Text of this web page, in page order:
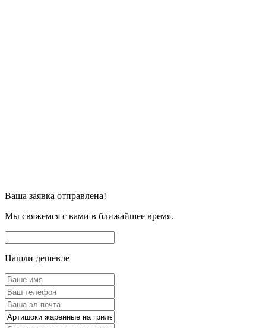
Ваша заявка отправлена!
Мы свяжемся с вами в ближайшее время.
Нашли дешевле